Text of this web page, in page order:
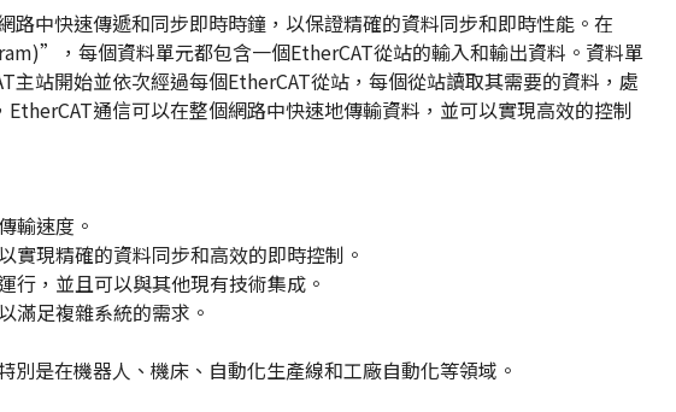
中快速傳遞和同步即時時鐘，以保證精確的資料同步和即時性能。在
，每個資料單元都包含一個EtherCAT從站的輸入和輸出資料。資料單
站開始並依次經過每個EtherCAT從站，每個從站讀取其需要的資料，處
通信可以在整個網路中快速地傳輸資料，並可以實現高效的控制
輸速度。
現精確的資料同步和高效的即時控制。
，並且可以與其他現有技術集成。
足複雜系統的需求。
是在機器人、機床、自動化生產線和工廠自動化等領域。